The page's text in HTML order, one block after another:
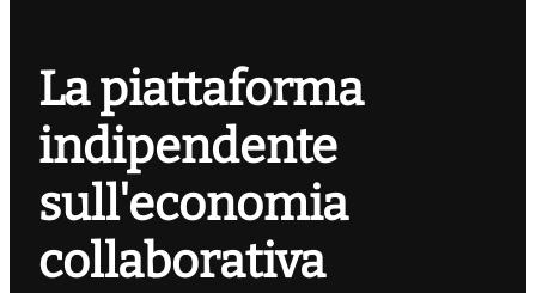
La piattaforma
indipendente
sull'economia
collaborativa